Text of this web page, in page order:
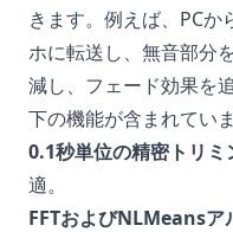
きます。例えば、PC
ホに転送し、無音部分
減し、フェード効果を
下の機能が含まれていま
0.1秒単位の精密トリミ
適。
FFTおよびNLMeansア